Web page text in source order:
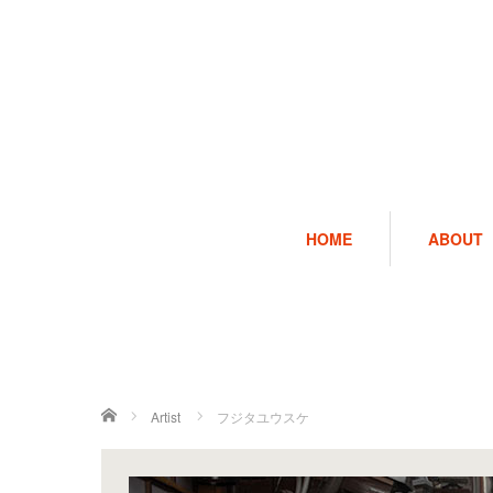
HOME ABOUT
ホーム Artist フジタユウスケ